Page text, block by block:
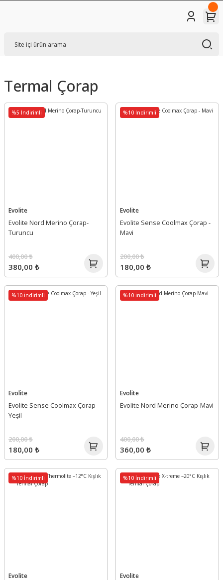
Termal Çorap
%5 İndirimli
Evolite
Evolite Nord Merino Çorap-
Turuncu
380,00 ₺
400,00 ₺
%10 İndirimli
Evolite
Evolite Sense Coolmax Çorap -
Mavi
180,00 ₺
200,00 ₺
%10 İndirimli
Evolite
Evolite Sense Coolmax Çorap -
Yeşil
180,00 ₺
200,00 ₺
%10 İndirimli
Evolite
Evolite Nord Merino Çorap-Mavi
360,00 ₺
400,00 ₺
%10 İndirimli
Evolite
%10 İndirimli
Evolite